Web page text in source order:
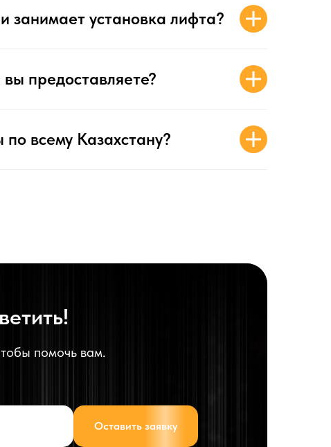
занимает установка лифта?
предоставляете?
всему Казахстану?
помочь вам.
Оставить заявку